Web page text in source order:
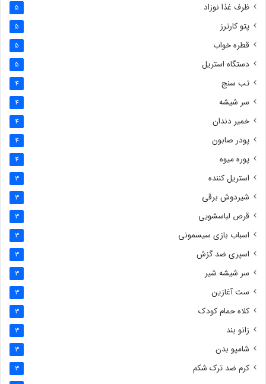
ظرف غذا نوزاد 5
پتو کارترز 5
قطره خواب 5
دستگاه استریل 5
تب سنج 4
سر شیشه 4
خمیر دندان 4
پودر صابون 4
پوره میوه 4
استریل کننده 3
شیردوش برقی 3
قرص لباسشویی 3
اسباب بازی سیسمونی 3
اسپری ضد گزش 3
سر شیشه شیر 3
ست آغازین 3
کلاه حمام کودک 3
زانو بند 3
شامپو بدن 3
کرم ضد ترک شکم 3